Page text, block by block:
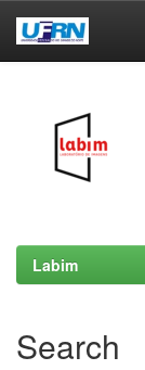
Labim
Search